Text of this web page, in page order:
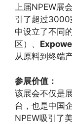
上届NPEW展
引了超过3000
中设立了不同
区）、
从原料到终端
参展价值：
该展会不仅是
台，也是中国
NPEW吸引了